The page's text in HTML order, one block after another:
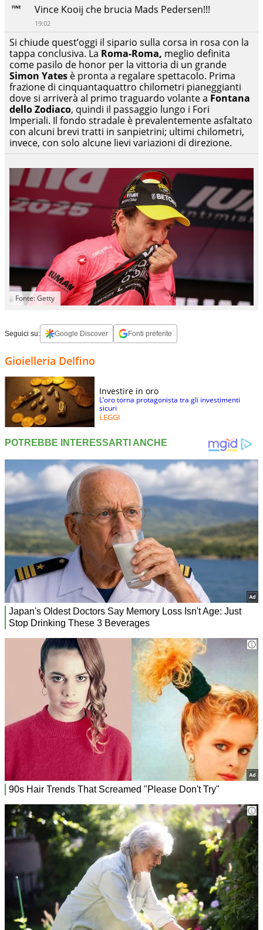
Vince Kooij che brucia Mads Pedersen!!!
19:02
Si chiude quest’oggi il sipario sulla corsa in rosa con la
tappa conclusiva. La Roma-Roma, meglio definita
come pasilo de honor per la vittoria di un grande
Simon Yates è pronta a regalare spettacolo. Prima
frazione di cinquantaquattro chilometri pianeggianti
dove si arriverà al primo traguardo volante a Fontana
dello Zodiaco, quindi il passaggio lungo i Fori
Imperiali. Il fondo stradale è prevalentemente asfaltato
con alcuni brevi tratti in sanpietrini; ultimi chilometri,
invece, con solo alcune lievi variazioni di direzione.
Fonte: Getty
Seguici su: Google Discover Fonti preferite
Gioielleria Delfino
Investire in oro
L’oro torna protagonista tra gli investimenti
sicuri
LEGGI